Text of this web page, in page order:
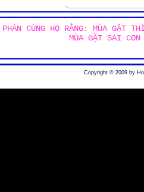
PHÁN CÙNG HỌ RẰNG: MÙA GẶT
MÙA GẶT SAI
Copyright © 2009 by